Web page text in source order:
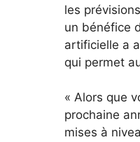
les
un bénéfice
artificielle a
qui permet
« Alors que
prochaine
mises à